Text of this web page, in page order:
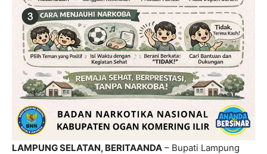
LAMPUNG SELATAN, BERITAANDA – Bupati Lampung